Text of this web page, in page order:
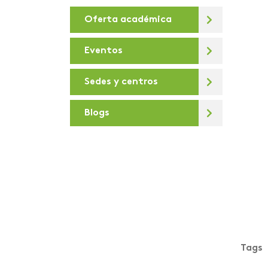
De la U
Debates virtuales
Deportes
Día de la sostenibilidad
Diálogos para la
Oferta académica
Eventos
Sedes y centros
Blogs
Tags